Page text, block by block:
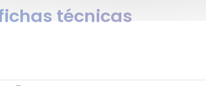
técnicas